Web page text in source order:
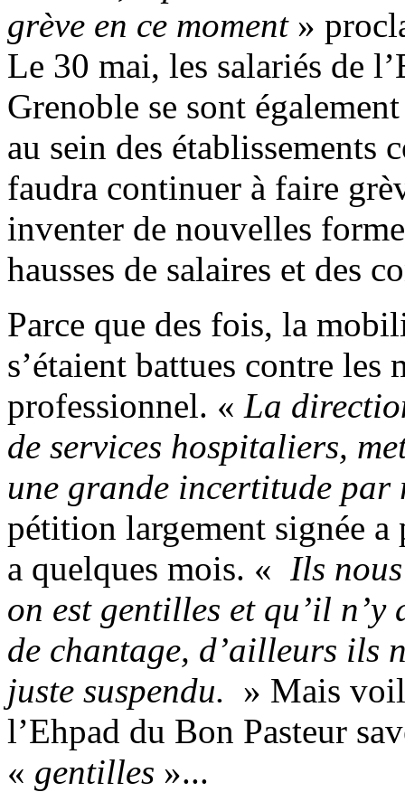
grève en ce moment»
Le 30 mai, les salariés de
Grenoble se sont
au sein des
faudra continuer à faire
inventer de nouvelles
hausses de salaires et des
Parce que des fois, la
s’étaient battues contre les
professionnel. « La
de services hospitaliers,
une grande incertitude
pétition largement signée
a quelques mois. « Ils
on est gentilles et qu’il n’y
de chantage, d’ailleurs ils
juste suspendu. » Mais
l’Ehpad du Bon Pasteur
« gentilles »...